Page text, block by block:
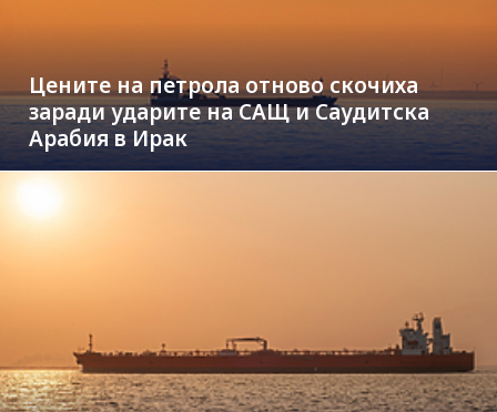
Цените на петрола отново скочиха
заради ударите на САЩ и Саудитска
Арабия в Ирак